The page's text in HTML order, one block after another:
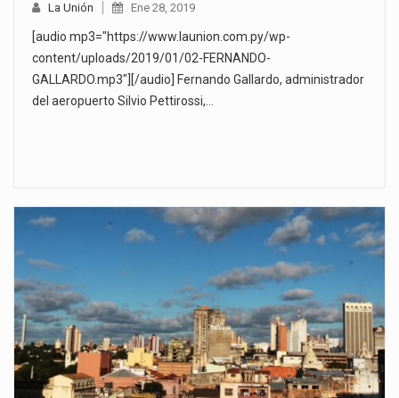
La Unión Ene 28, 2019
[audio mp3="https://www.launion.com.py/wp-
content/uploads/2019/01/02-FERNANDO-
GALLARDO.mp3"][/audio] Fernando Gallardo, administrador
del aeropuerto Silvio Pettirossi,…